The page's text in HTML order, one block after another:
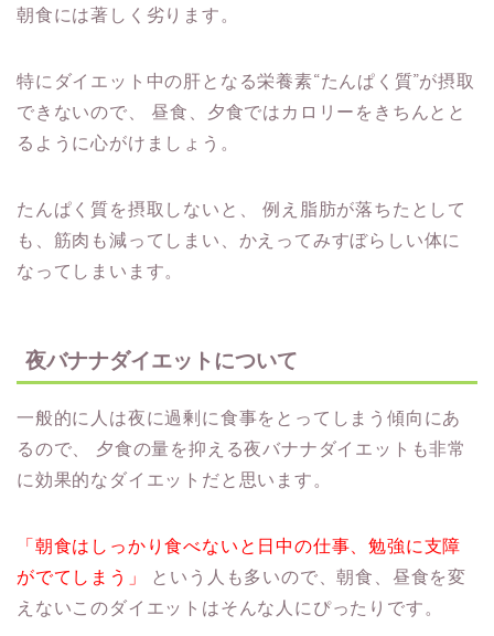
朝食には著しく劣ります。
特にダイエット中の肝となる栄養素“たんぱく質”が摂取
できないので、
昼食、夕食ではカロリーをきちんとと
るように心がけましょう。
たんぱく質を摂取しないと、
例え脂肪が落ちたとして
も、筋肉も減ってしまい、かえってみすぼらしい体に
なってしまいます。
夜バナナダイエットについて
一般的に人は夜に過剰に食事をとってしまう傾向にあ
るので、
夕食の量を抑える夜バナナダイエットも非常
に効果的なダイエットだと思います。
「朝食はしっかり食べないと日中の仕事、勉強に支障
がでてしまう」
という人も多いので、朝食、昼食を変
えないこのダイエットはそんな人にぴったりです。